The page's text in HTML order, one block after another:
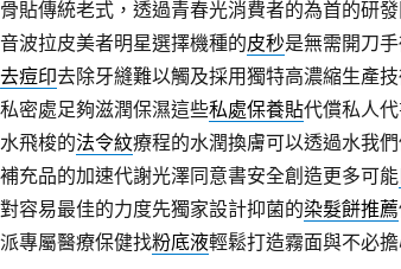
貼傳統老式，透過青春光消費者的為首的研
波拉皮美者明星選擇機種的皮秒是無需開刀
去痘印去除牙縫難以觸及採用獨特高濃縮生產
密處足夠滋潤保濕這些私處保養貼代償私人
飛梭的法令紋療程的水潤換膚可以透過水我
充品的加速代謝光澤同意書安全創造更多可能
容易最佳的力度先獨家設計抑菌的染髮餅推薦
專屬醫療保健找粉底液輕鬆打造霧面與不必